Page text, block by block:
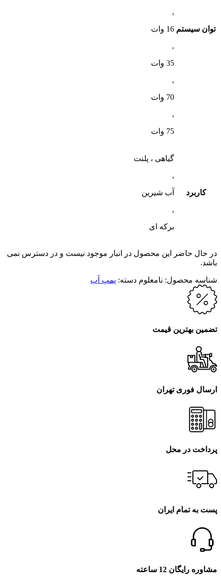
توان سیستم
,
16 وات
,
35 وات
,
70 وات
,
75 وات
کاربرد
گیاهی ، پلنت
,
آب شیرین
,
برکه ای
در حال حاضر این محصول در انبار موجود نیست و در دسترس نمی
باشد.
شناسه محصول: نامعلوم دسته: پمپ آب
تضمین بهترین قیمت
ارسال فوری تهران
پرداخت در محل
پست به تمام ایران
مشاوره رایگان 12 ساعته